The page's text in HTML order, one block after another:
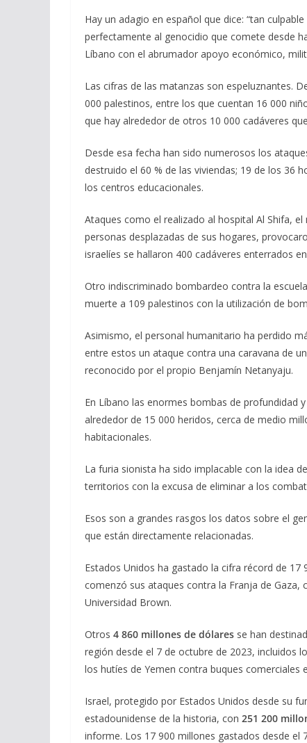
e
b
o
o
k
e
gr
m
h
at
s
p
p
m
ai
l
m
p
ar
ti
r
Hay un adagio en español que dice: “tan
perfectamente al genocidio que comete desde
Líbano con el abrumador apoyo económico,
Las cifras de las matanzas son espeluznantes.
000 palestinos, entre los que cuentan 16 000
que hay alrededor de otros 10 000 cadáveres
Desde esa fecha han sido numerosos los
destruido el 60 % de las viviendas; 19 de los 36
los centros educacionales.
Ataques como el realizado al hospital Al Shifa,
personas desplazadas de sus hogares,
israelíes se hallaron 400 cadáveres enterrados
Otro indiscriminado bombardeo contra la
muerte a 109 palestinos con la utilización de
Asimismo, el personal humanitario ha perdido
entre estos un ataque contra una caravana de
reconocido por el propio Benjamín Netanyaju.
En Líbano las enormes bombas de profundidad
alrededor de 15 000 heridos, cerca de medio
habitacionales.
La furia sionista ha sido implacable con la idea
territorios con la excusa de eliminar a los
Esos son a grandes rasgos los datos sobre el
que están directamente relacionadas.
Estados Unidos ha gastado la cifra récord de
comenzó sus ataques contra la Franja de
Universidad Brown.
Otros 4 860 millones de dólares se han
región desde el 7 de octubre de 2023, incluidos
los hutíes de Yemen contra buques comerciales
Israel, protegido por Estados Unidos desde su
estadounidense de la historia, con 251 200
informe. Los 17 900 millones gastados desde el